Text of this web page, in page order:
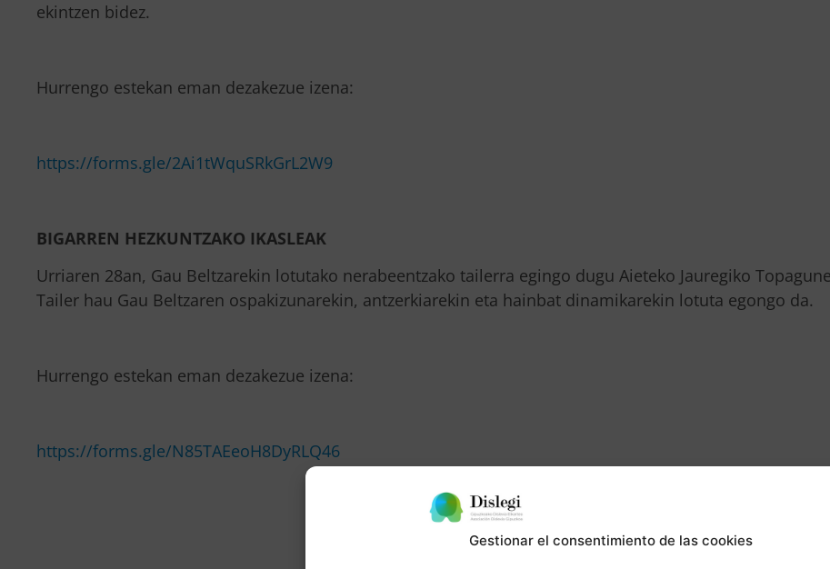
Gestionar el consentimiento de las cookies
ekintzen bidez.
Hurrengo estekan eman dezakezue izena:
https://forms.gle/2Ai1tWquSRkGrL2W9
BIGARREN HEZKUNTZAKO IKASLEAK
Urriaren 28an, Gau Beltzarekin lotutako nerabeentzako tailerra egingo dugu Aieteko Jauregiko
Tailer hau Gau Beltzaren ospakizunarekin, antzerkiarekin eta hainbat dinamikarekin lotuta egongo da.
Hurrengo estekan eman dezakezue izena:
https://forms.gle/N85TAEeoH8DyRLQ46